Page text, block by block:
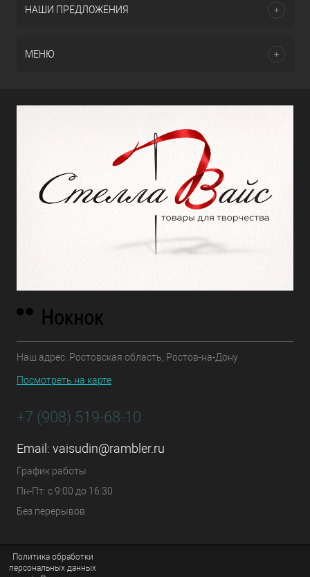
НАШИ ПРЕДЛОЖЕНИЯ
МЕНЮ
Наш адрес: Ростовская область, Ростов-на-Дону
Посмотреть на карте
+7 (908) 519-68-10
Email: vaisudin@rambler.ru
График работы
Пн-Пт: с 9:00 до 16:30
Без перерывов
Политика обработки
персональных данных